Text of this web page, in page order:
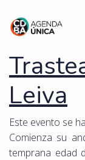
Leiva
Este evento se
Comienza su
temprana edad